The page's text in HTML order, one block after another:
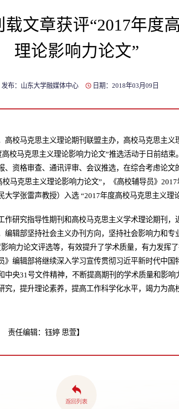
载文章获评“2017年度
理论影响力论文”
发布：山东大学融媒体中心 日期：2018年03月09日
高校马克思主义理论期刊联盟主办，高校马克思主
校马克思主义理论影响力论文”推选活动于日前结
、资格审查、通讯评审、会议推选，在综合考虑论文
马克思主义理论影响力论文”，《高校辅导员》
学张雷声教授）入选 “2017年度高校马克思主义理
作研究指导性期刊和高校马克思主义学术理论期刊
辑部坚持社会主义办刊方向，坚持社会影响力和专
响力论文评选等，有效提升了学术质量，有力发挥
》编辑部将继续深入学习宣传贯彻习近平新时代中国
中央31号文件精神，不断提高期刊的学术质量和影
究，提升理论素养，提高工作科学化水平，竭力为高
任编辑：钰婷 思萱】